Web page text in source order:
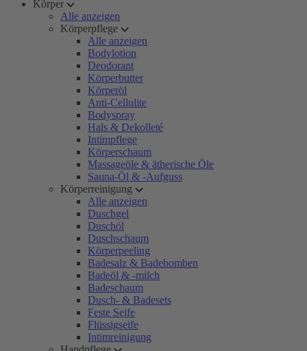
Körper
Alle anzeigen
Körperpflege
Alle anzeigen
Bodylotion
Deodorant
Körperbutter
Körperöl
Anti-Cellulite
Bodyspray
Hals & Dekolleté
Intimpflege
Körperschaum
Massageöle & ätherische Öle
Sauna-Öl & -Aufguss
Körperreinigung
Alle anzeigen
Duschgel
Duschöl
Duschschaum
Körperpeeling
Badesalz & Badebomben
Badeöl & -milch
Badeschaum
Dusch- & Badesets
Feste Seife
Flüssigseife
Intimreinigung